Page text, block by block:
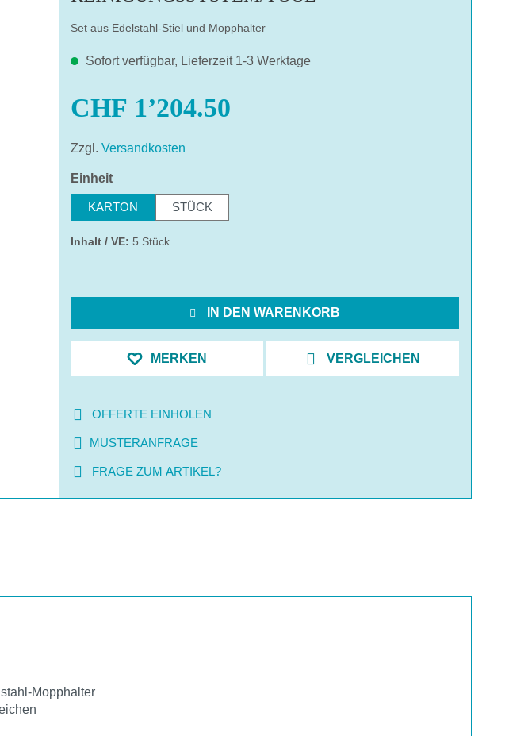
Set aus Edelstahl-Stiel und Mopphalter
Sofort verfügbar, Lieferzeit 1-3 Werktage
CHF 1’204.50
Zzgl. Versandkosten
Einheitauswählen
KARTON STÜCK
Inhalt / VE: 5 Stück
IN DEN WARENKORB
MERKEN VERGLEICHEN
OFFERTE EINHOLEN
MUSTERANFRAGE
FRAGE ZUM ARTIKEL?
Mopphalter